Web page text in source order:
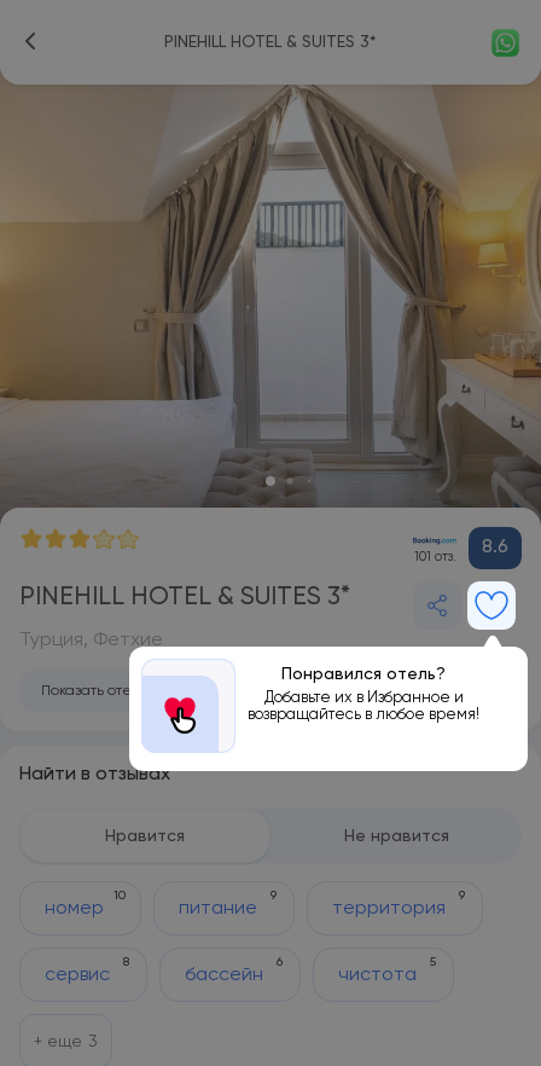
PINEHILL HOTEL & SUITES 3*
101 отз. 8.6
PINEHILL HOTEL & SUITES 3*
Понравился отель?
Добавьте их в Избранное и
возвращайтесь в любое время!
Турция, Фетхие
Показать отель на карте
Найти в отзывах
Нравится Не нравится
номер
10
питание
9
территория
9
сервис
8
бассейн
6
чистота
5
+ еще 3